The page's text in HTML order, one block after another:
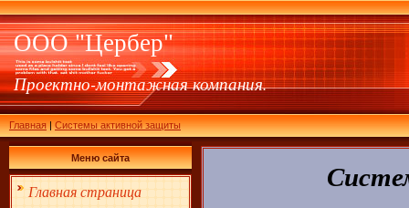
ООО "Цербер"
Проектно-монтажная компания.
Главная|Системы активной защиты
Меню сайта
Главная страница